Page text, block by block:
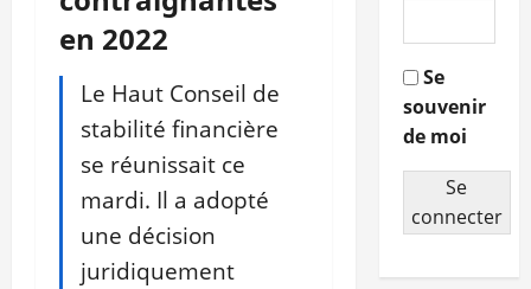
en 2022
Le Haut Conseil de
stabilité financière
se réunissait ce
mardi. Il a adopté
une décision
juridiquement
Se
souvenir
de moi
Se
connecter